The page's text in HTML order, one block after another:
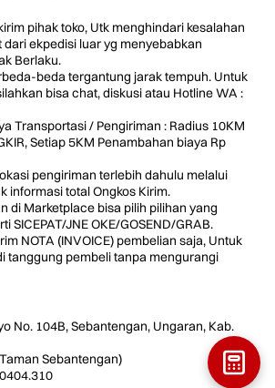
pihak toko, Utk menghindari kesalahan
ekpedisi luar yg menyebabkan
Berlaku.
beda tergantung jarak tempuh. Untuk
bisa chat, diskusi atau Hotline WA :
Transportasi / Pengiriman : Radius 10KM
Setiap 5KM Penambahan biaya Rp
pengiriman terlebih dahulu melalui
informasi total Ongkos Kirim.
di Marketplace bisa pilih pilihan yang
SICEPAT/JNE OKE/GOSEND/GRAB.
NOTA (INVOICE) pembelian saja, Untuk
tanggung pembeli tanpa mengurangi
No. 104B, Sebantengan, Ungaran, Kab.
Sebantengan)